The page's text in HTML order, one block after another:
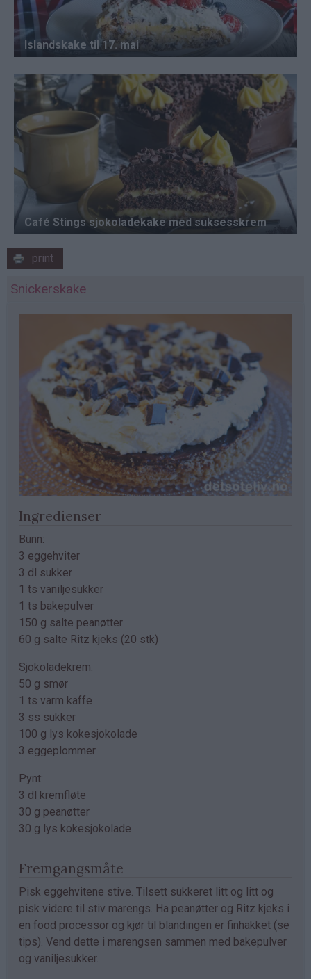
print
Snickerskake
Ingredienser
Bunn:
3 eggehviter
3 dl sukker
1 ts vaniljesukker
1 ts bakepulver
150 g salte peanøtter
60 g salte Ritz kjeks (20 stk)
Sjokoladekrem:
50 g smør
1 ts varm kaffe
3 ss sukker
100 g lys kokesjokolade
3 eggeplommer
Pynt:
3 dl kremfløte
30 g peanøtter
30 g lys kokesjokolade
Fremgangsmåte
Pisk eggehvitene stive. Tilsett sukkeret litt og litt og
pisk videre til stiv marengs. Ha peanøtter og Ritz kjeks i
en food processor og kjør til blandingen er finhakket (se
tips). Vend dette i marengsen sammen med bakepulver
og vaniljesukker.